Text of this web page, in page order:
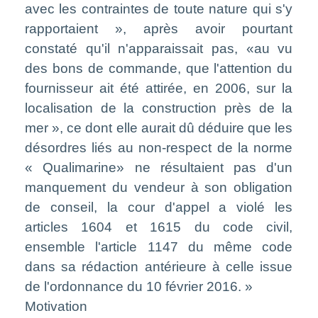
avec les contraintes de toute nature qui s'y
rapportaient », après avoir pourtant
constaté qu'il n'apparaissait pas, «au vu
des bons de commande, que l'attention du
fournisseur ait été attirée, en 2006, sur la
localisation de la construction près de la
mer », ce dont elle aurait dû déduire que les
désordres liés au non-respect de la norme
« Qualimarine» ne résultaient pas d'un
manquement du vendeur à son obligation
de conseil, la cour d'appel a violé les
articles 1604 et 1615 du code civil,
ensemble l'article 1147 du même code
dans sa rédaction antérieure à celle issue
de l'ordonnance du 10 février 2016. »
Motivation